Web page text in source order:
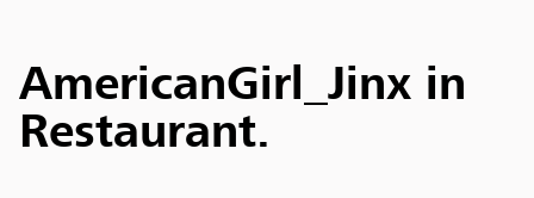
AmericanGirl_Jinx in
Restaurant.